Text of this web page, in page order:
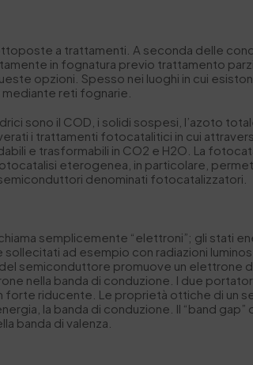
a trattamenti. A seconda delle
in fognatura previo trattamento
opzioni. Spesso nei luoghi in cui
reti fognarie.
sono il COD, i solidi sospesi, l’azoto
i trattamenti fotocatalitici in cui
e trasformabili in CO2 e H2O. La
eterogenea, in particolare,
denominati fotocatalizzatori.
semplicemente “elettroni”; gli stati
sollecitati ad esempio con radiazioni
semiconduttore promuove un elettrone
nella banda di conduzione. I due
forte riducente. Le proprietà ottiche di un
la banda di conduzione. Il “band gap”
banda di valenza.